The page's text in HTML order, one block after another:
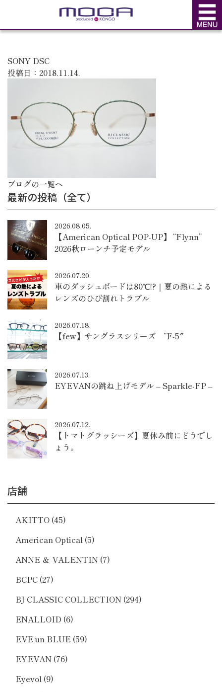
BLOG
SONY DSC
投稿日：2018.11.14.
ブログの一覧へ
最新の投稿（全て）
2026.08.05.
【American Optical POP-UP】 “Flynn”
2026秋ローンチ予定モデル
2026.07.20.
車のダッシュボードは80℃!?｜夏の熱による
レンズのひび割れトラブル
2026.07.18.
【few】サングラスシリーズ ”F-5″
2026.07.13.
EYEVANの跳ね上げモデル – Sparkle-FP –
2026.07.12.
【トマトグラッシーズ】夏休み前にどうでし
ょう。
店舗
AKITTO (45)
American Optical (5)
ANNE ＆ VALENTIN (7)
BCPC (27)
BJ CLASSIC COLLECTION (294)
ENALLOID (6)
EVE un BLUE (59)
EYEVAN (76)
Eyevol (9)